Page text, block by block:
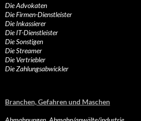
Die Advokaten
Die Firmen-Dienstleister
Die Inkassierer
Die IT-Dienstleister
Die Sonstigen
Die Streamer
Die Vertriebler
Die Zahlungsabwickler
Branchen, Gefahren und Maschen